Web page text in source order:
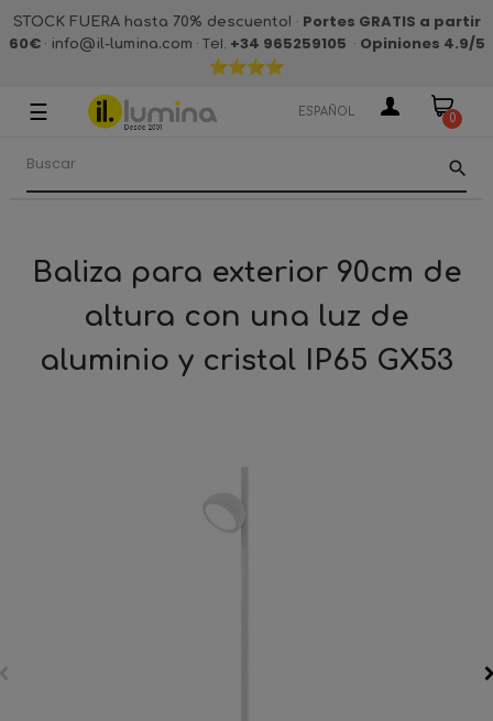
STOCK FUERA hasta 70% descuento! · Portes GRATIS a partir
60€· info@il-lumina.com · Tel. +34 965259105 · Opiniones 4.9/5
Navegación
palanca
☰ ESPAÑOL 0
search
Baliza para exterior 90cm de
altura con una luz de
aluminio y cristal IP65 GX53